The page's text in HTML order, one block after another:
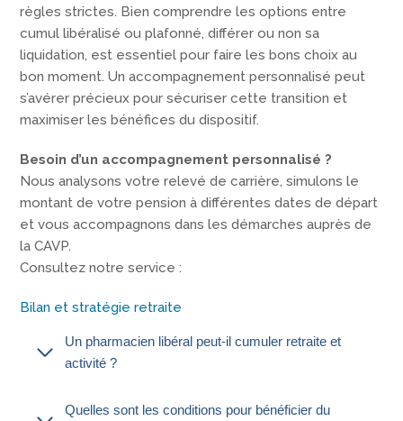
règles strictes. Bien comprendre les options entre
cumul libéralisé ou plafonné, différer ou non sa
liquidation, est essentiel pour faire les bons choix au
bon moment. Un accompagnement personnalisé peut
s’avérer précieux pour sécuriser cette transition et
maximiser les bénéfices du dispositif.
Besoin d’un accompagnement personnalisé ?
Nous analysons votre relevé de carrière, simulons le
montant de votre pension à différentes dates de départ
et vous accompagnons dans les démarches auprès de
la CAVP.
Consultez notre service :
Bilan et stratégie retraite
Un pharmacien libéral peut-il cumuler retraite et
activité ?
Quelles sont les conditions pour bénéficier du